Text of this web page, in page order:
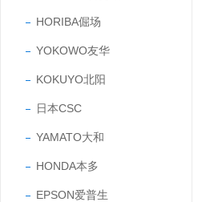
HORIBA倔场
YOKOWO友华
KOKUYO北阳
日本CSC
YAMATO大和
HONDA本多
EPSON爱普生